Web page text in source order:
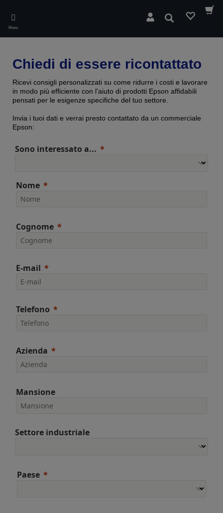
main
content
Menu
Cerca
Chiedi di essere ricontattato
Ricevi consigli personalizzati su come ridurre i costi e lavorare
in modo più efficiente con l'aiuto di prodotti Epson affidabili
pensati per le esigenze specifiche del tuo settore.
Invia i tuoi dati e verrai presto contattato da un commerciale
Epson:
Sono interessato a...
Nome
Cognome
E-mail
Telefono
Azienda
Mansione
Settore industriale
Paese